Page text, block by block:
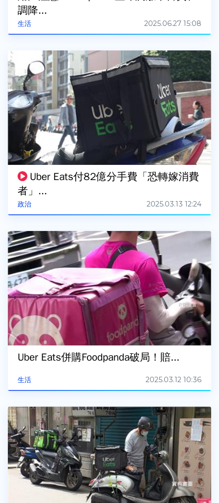
生活
調降...
2025.06.27 15:08
政治
Uber Eats付82億分手費「恐轉嫁消費
者」...
2025.03.13 12:24
生活
Uber Eats併購Foodpanda破局！賠...
2025.03.12 10:36